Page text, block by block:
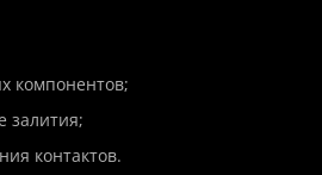
компонентов;
залития;
контактов.